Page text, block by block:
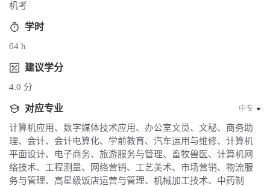
机考
学时
64 h
建议学分
4.0 分
对应专业 中专
计算机应用、数字媒体技术应用、办公室文员、文秘、商务助
理、会计、会计电算化、学前教育、汽车运用与维修、计算机
平面设计、电子商务、旅游服务与管理、畜牧兽医、计算机网
络技术、工程测量、网络营销、工艺美术、市场营销、物流服
务与管理、高星级饭店运营与管理、机械加工技术、中药制